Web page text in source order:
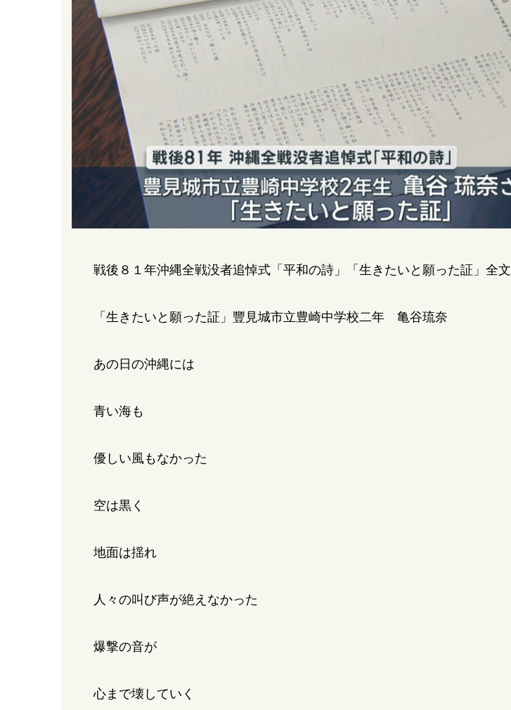
戦後８１年沖縄全戦没者追悼式「平和の詩」「生きたいと願った証」全文
「生きたいと願った証」豐見城市立豊崎中学校二年 亀谷琉奈
あの日の沖縄には
青い海も
優しい風もなかった
空は黒く
地面は揺れ
人々の叫び声が絶えなかった
爆撃の音が
心まで壊していく